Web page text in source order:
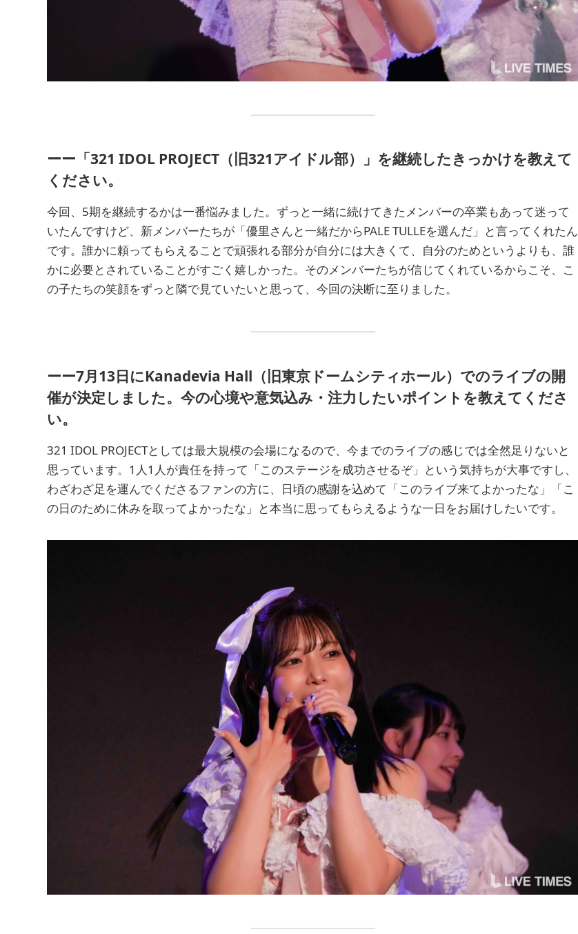
ーー「321 IDOL PROJECT（旧321アイドル部）」を継続したきっかけを教えて
ください。
今回、5期を継続するかは一番悩みました。ずっと一緒に続けてきたメンバーの卒業もあって迷って
いたんですけど、新メンバーたちが「優里さんと一緒だからPALE TULLEを選んだ」と言ってくれたん
です。誰かに頼ってもらえることで頑張れる部分が自分には大きくて、自分のためというよりも、誰
かに必要とされていることがすごく嬉しかった。そのメンバーたちが信じてくれているからこそ、こ
の子たちの笑顔をずっと隣で見ていたいと思って、今回の決断に至りました。
ーー7月13日にKanadevia Hall（旧東京ドームシティホール）でのライブの開
催が決定しました。今の心境や意気込み・注力したいポイントを教えてくださ
い。
321 IDOL PROJECTとしては最大規模の会場になるので、今までのライブの感じでは全然足りないと
思っています。1人1人が責任を持って「このステージを成功させるぞ」という気持ちが大事ですし、
わざわざ足を運んでくださるファンの方に、日頃の感謝を込めて「このライブ来てよかったな」「こ
の日のために休みを取ってよかったな」と本当に思ってもらえるような一日をお届けしたいです。